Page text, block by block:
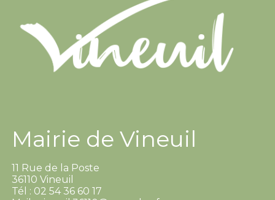
Mairie de Vineuil
11 Rue de la Poste
36110 Vineuil
Tél : 02 54 36 60 17